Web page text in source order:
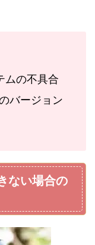
ムの不具合
バージョン
ない場合の